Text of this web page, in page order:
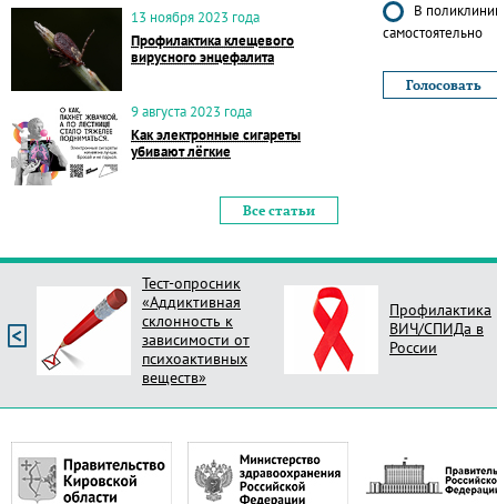
13 ноября 2023 года
Профилактика клещевого
вирусного энцефалита
9 августа 2023 года
Как электронные сигареты
убивают лёгкие
Все статьи
В
самостоятельно
Тест-опросник
«Аддиктивная
склонность к
зависимости от
психоактивных
веществ»
Профилактика
ВИЧ/СПИДа в
России